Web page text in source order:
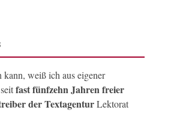
kann, weiß ich aus eigener
fast fünfzehn Jahren freier
der TextagenturLektorat